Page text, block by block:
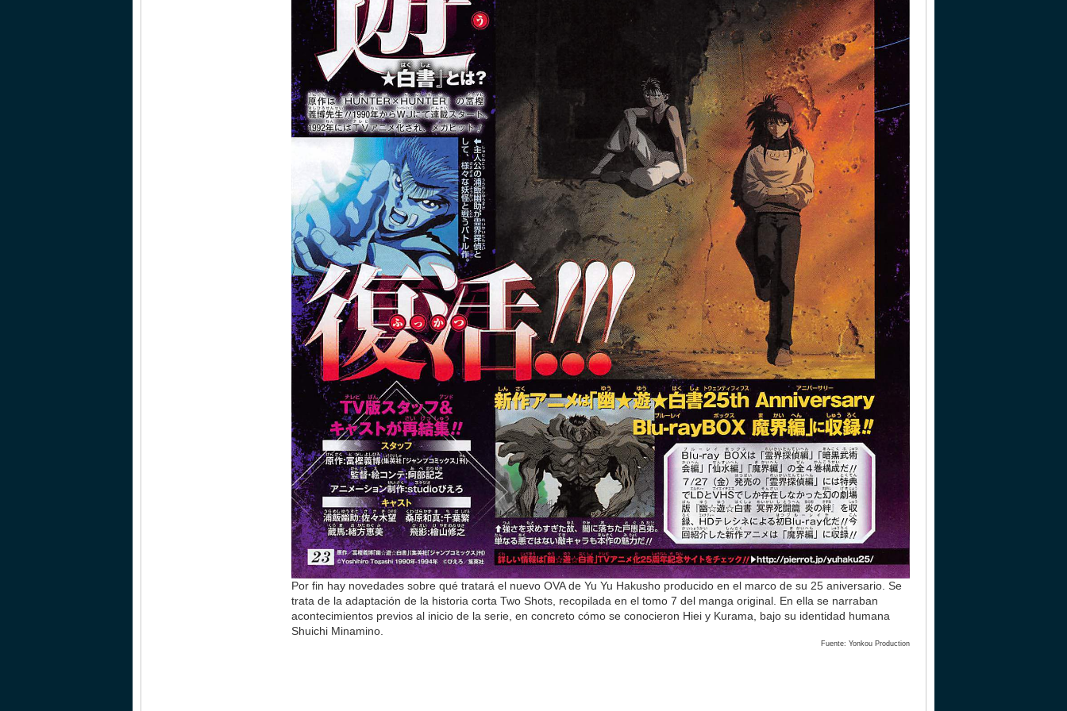
Por fin hay novedades sobre qué tratará el nuevo OVA de Yu Yu Hakusho producido en el marco de su 25 aniversario. Se
trata de la adaptación de la historia corta Two Shots, recopilada en el tomo 7 del manga original. En ella se narraban
acontecimientos previos al inicio de la serie, en concreto cómo se conocieron Hiei y Kurama, bajo su identidad humana
Shuichi Minamino.
Fuente: Yonkou Production